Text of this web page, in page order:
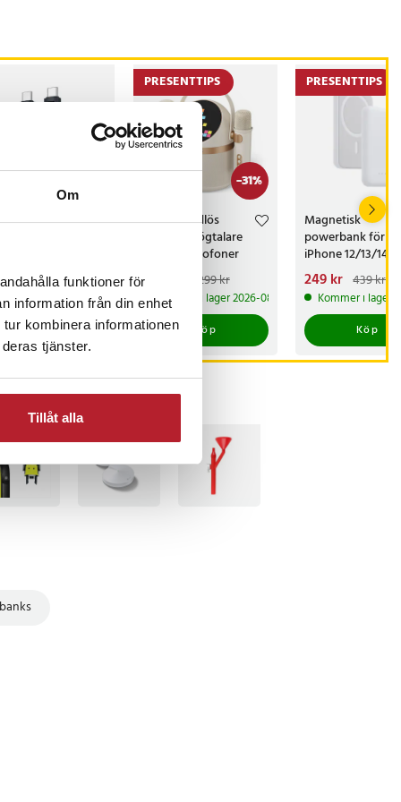
Om
funktioner för
information från din enhet
kombinera informationen
tjänster.
Tillåt alla
USB-C-
:69 kr
nu har vi bara 3 kvar av denna produkt
Köp
-31%
PRESENTTIPS
Philips Trådlös
Karaoke-högtalare
med 2 mikrofoner
TAS2509WT/00
Nuvarande pris:
899 kr Tidigare pris:
1 299 kr
899 kr 1 299 kr
Kommer i lager 2026-08-14
Köp
PRESENTTIPS
Magnetisk
powerbank för
iPhone 12/13/14 -
20W 10000 mAh
Nuvarande pris
249 krTidigare
439 kr
249 kr 439 kr
Kommer i lager
Köp